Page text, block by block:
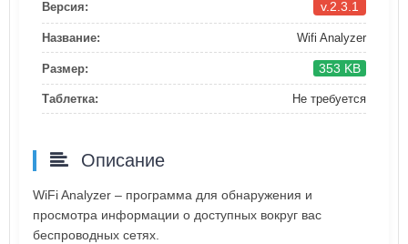
Версия: v.2.3.1
Название: Wifi Analyzer
Размер: 353 KB
Таблетка: Не требуется
Описание
WiFi Analyzer – программа для обнаружения и
просмотра информации о доступных вокруг вас
беспроводных сетях.